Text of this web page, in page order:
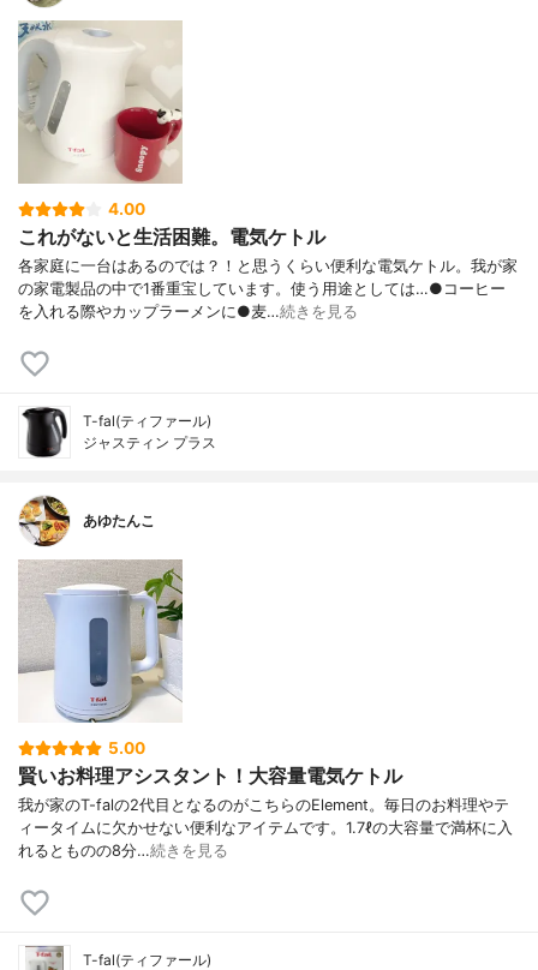
4.00
これがないと生活困難。電気ケトル
各家庭に一台はあるのでは？！と思うくらい便利な電気ケトル。我が家
の家電製品の中で1番重宝しています。使う用途としては…●コーヒー
を入れる際やカップラーメンに●麦…続きを見る
T-fal(ティファール)
ジャスティン プラス
あゆたんこ
5.00
賢いお料理アシスタント！大容量電気ケトル
我が家のT-falの2代目となるのがこちらのElement。毎日のお料理やテ
ィータイムに欠かせない便利なアイテムです。1.7ℓの大容量で満杯に入
れるとものの8分…続きを見る
T-fal(ティファール)